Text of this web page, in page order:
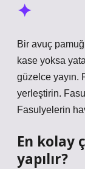
Bir avuç
kase yoksa
güzelce yayın.
yerleştirin.
Fasulyelerin
En kolay
yapılır?